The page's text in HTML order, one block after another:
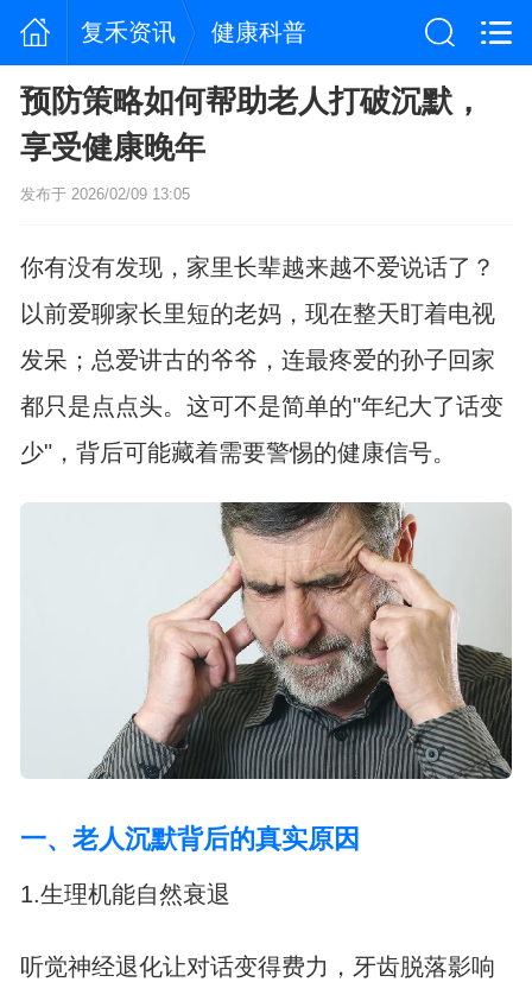
复禾资讯 健康科普
预防策略如何帮助老人打破沉默，
享受健康晚年
发布于 2026/02/09 13:05
你有没有发现，家里长辈越来越不爱说话了？
以前爱聊家长里短的老妈，现在整天盯着电视
发呆；总爱讲古的爷爷，连最疼爱的孙子回家
都只是点点头。这可不是简单的"年纪大了话变
少"，背后可能藏着需要警惕的健康信号。
一、老人沉默背后的真实原因
1.生理机能自然衰退
听觉神经退化让对话变得费力，牙齿脱落影响